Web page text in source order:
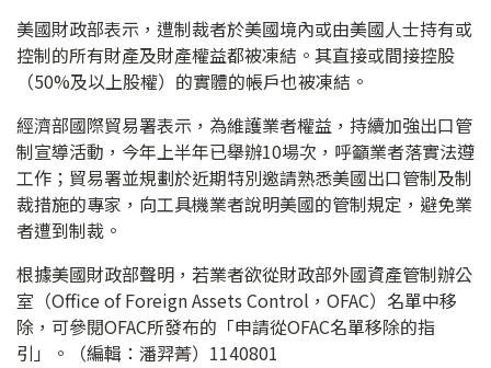
美國財政部表示，遭制裁者於美國境內或由美國人士持有或
控制的所有財產及財產權益都被凍結。其直接或間接控股
（50%及以上股權）的實體的帳戶也被凍結。
經濟部國際貿易署表示，為維護業者權益，持續加強出口管
制宣導活動，今年上半年已舉辦10場次，呼籲業者落實法遵
工作；貿易署並規劃於近期特別邀請熟悉美國出口管制及制
裁措施的專家，向工具機業者說明美國的管制規定，避免業
者遭到制裁。
根據美國財政部聲明，若業者欲從財政部外國資產管制辦公
室（Office of Foreign Assets Control，OFAC）名單中移
除，可參閱OFAC所發布的「申請從OFAC名單移除的指
引」。（編輯：潘羿菁）1140801